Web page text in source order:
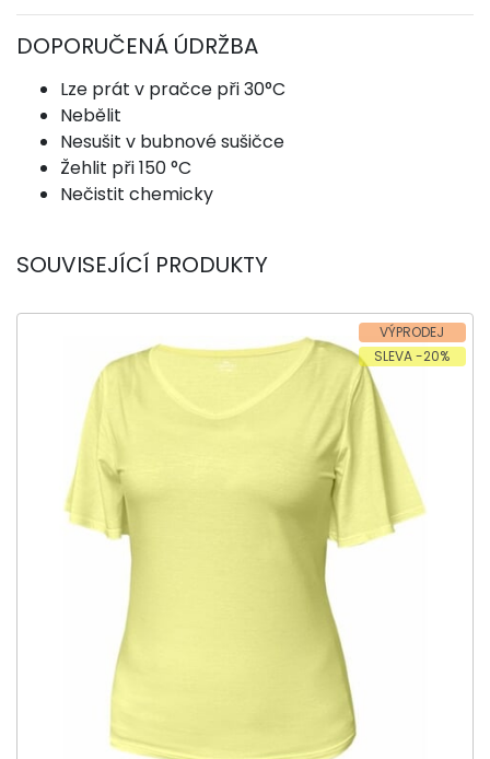
DOPORUČENÁ ÚDRŽBA
Lze prát v pračce při 30°C
Nebělit
Nesušit v bubnové sušičce
Žehlit při 150 °C
Nečistit chemicky
SOUVISEJÍCÍ PRODUKTY
VÝPRODEJ
SLEVA -20%